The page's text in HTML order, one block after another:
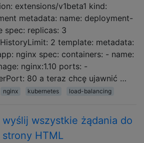
extensions/v1beta1 kind:
metadata: name: deployment-
spec: replicas: 3
2 template: metadata:
nginx spec: containers: - name:
nginx:1.10 ports: -
80 a teraz chcę ujawnić …
nginx kubernetes load-balancing
wszystkie żądania do
HTML